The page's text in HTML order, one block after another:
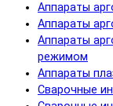
Аппараты
Аппараты
Аппараты
режимом
Аппараты
Сварочные